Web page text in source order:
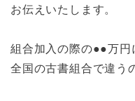
お伝えいたします。
組合加入の際の●●万円
全国の古書組合で違う